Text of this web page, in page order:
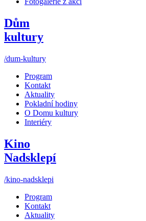
Dům
kultury
/dum-kultury
Program
Kontakt
Aktuality
Pokladní hodiny
O Domu kultury
Interiéry
Kino
Nadsklepí
/kino-nadsklepi
Program
Kontakt
Aktuality